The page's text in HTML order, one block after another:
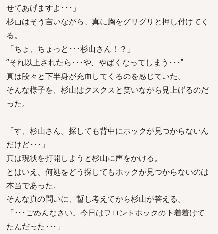
せてあげますよ･･･」
杉山はそう言いながら、真に胸をグリグリと押し付けてく
る。
「ちょ、ちょっと･･･杉山さん！？」
”それ以上されたら･･･や、やばくなってしまう･･･”
真は段々と下半身が充血してくるのを感じていた。
そんな様子を、杉山はクスクスと笑いながら見上げるのだ
った。
「す、杉山さん。探しても背中にホックが見つからないん
だけど･･･」
真は現状を打開しようと杉山に声をかける。
とはいえ、何処をどう探してもホックが見つからないのは
本当であった。
そんな真の問いに、暫し考えてから杉山が答える。
「･･･ごめんなさい。今日はフロントホックの下着着けて
たんだった･･･」